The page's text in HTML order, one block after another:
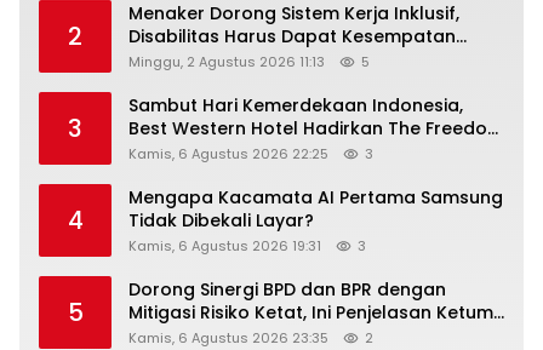
2
Menaker Dorong Sistem Kerja Inklusif,
Disabilitas Harus Dapat Kesempatan
Setara
Minggu, 2 Agustus 2026 11:13 5
3
Sambut Hari Kemerdekaan Indonesia,
Best Western Hotel Hadirkan The Freedom
Stay Diskon Hingga 45%
Kamis, 6 Agustus 2026 22:25 3
4
Mengapa Kacamata AI Pertama Samsung
Tidak Dibekali Layar?
Kamis, 6 Agustus 2026 19:31 3
5
Dorong Sinergi BPD dan BPR dengan
Mitigasi Risiko Ketat, Ini Penjelasan Ketum
Asbanda
Kamis, 6 Agustus 2026 23:35 2